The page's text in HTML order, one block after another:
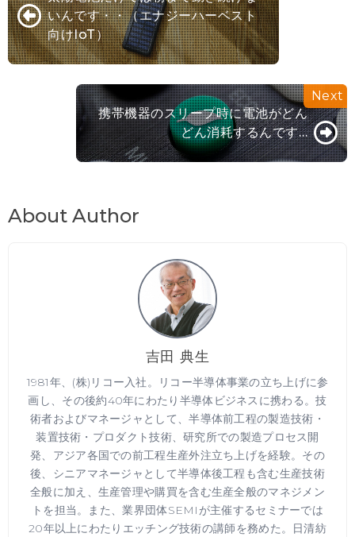
いんです・・（エナジーハーベスト
向けIoT）
携帯機器のスリープ時に電池がどん
どん消耗するんです…
About Author
吉田 典生
1981年、(株)リコー入社。リコー半導体事業の立ち上げに参
画し、その後約40年にわたり半導体ビジネスに携わる。技
術者およびマネージャとして、半導体前工程の製造技術・
装置技術・プロダクト技術、研究所での製造プロセス開
発、アジア各国での前工程生産外注立ち上げを経験。その
後、シニアマネージャとして半導体後工程も含む生産技術
全般に加え、生産管理や購買を含む生産全般のマネジメン
トを担当。また、業界団体SEMIが主催するセミナーでは
20年以上にわたりエッチング技術の講師を務めた。日清紡